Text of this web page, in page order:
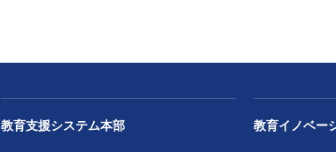
教育支援システム本部 教育イノベー